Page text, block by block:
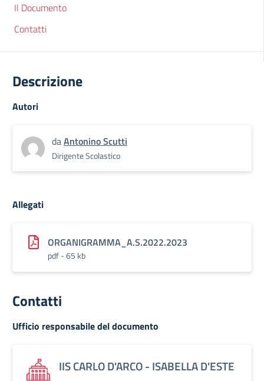
Il Documento
Contatti
Descrizione
Autori
daAntonino Scutti
Dirigente Scolastico
Allegati
ORGANIGRAMMA_A.S.2022.2023
pdf - 65 kb
Contatti
Ufficio responsabile del documento
IIS CARLO D'ARCO - ISABELLA D'ESTE